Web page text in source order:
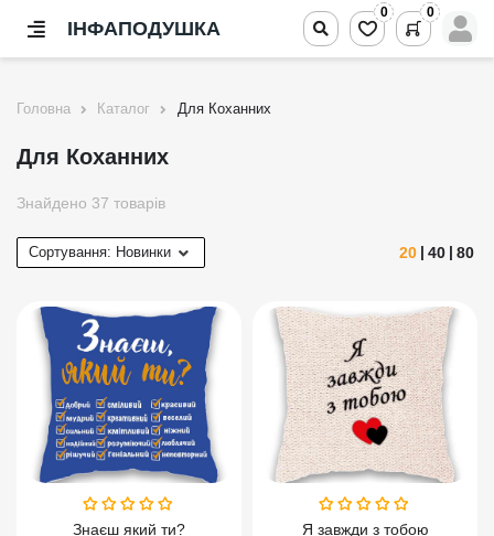
ІНФАПОДУШКА
0 0
Головна Каталог Для Коханних
Для Коханних
Знайдено 37 товарів
Сортування: Новинки 20 40 80
Знаєш який ти? Я завжди з тобою